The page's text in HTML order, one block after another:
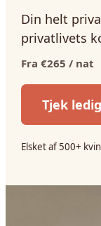
Din helt
privatlivets
Fra €265 / nat
Tjek
Elsket af 500+